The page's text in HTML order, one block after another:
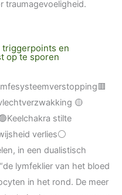
traumagevoeligheid.
triggerpoints en
op te sporen
🟡
stilte
verlies⚪
in een dualistisch
lymfeklier van het bloed
in het rond. De meer